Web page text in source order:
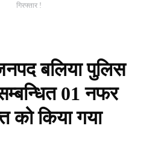
गिरफ्तार !
बलिया पुलिस
सम्बन्धित 01 नफर
को किया गया